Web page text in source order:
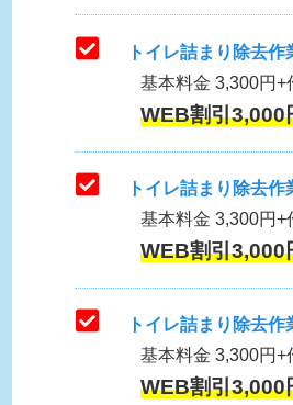
トイレ詰まり除去
基本料金 3,300円+
WEB割引
トイレ詰まり除去
基本料金 3,300円+
WEB割引
トイレ詰まり除去
基本料金 3,300円+
WEB割引